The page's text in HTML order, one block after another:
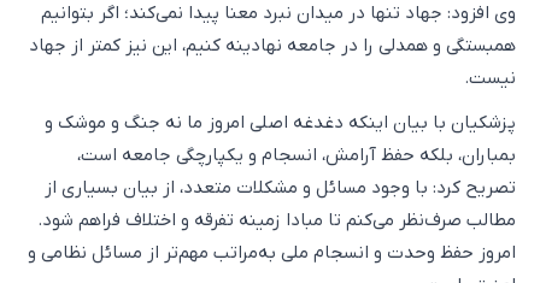
وی افزود: جهاد تنها در میدان نبرد معنا پیدا نمی‌کند؛ اگر بتوانیم
همبستگی و همدلی را در جامعه نهادینه کنیم، این نیز کمتر از جهاد
نیست.
پزشکیان با بیان اینکه دغدغه اصلی امروز ما نه جنگ و موشک و
بمباران، بلکه حفظ آرامش، انسجام و یکپارچگی جامعه است،
تصریح کرد: با وجود مسائل و مشکلات متعدد، از بیان بسیاری از
مطالب صرف‌نظر می‌کنم تا مبادا زمینه تفرقه و اختلاف فراهم شود.
امروز حفظ وحدت و انسجام ملی به‌مراتب مهم‌تر از مسائل نظامی و